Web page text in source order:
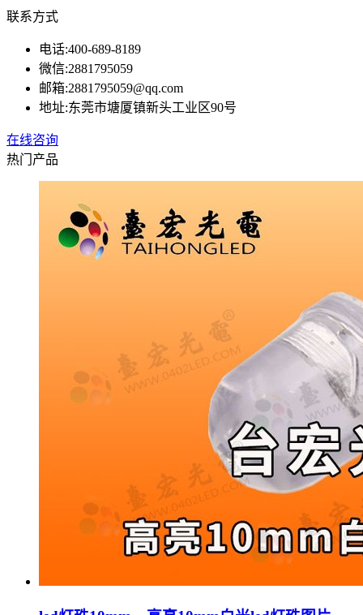
联系方式
电话:400-689-8189
微信:2881795059
邮箱:2881795059@qq.com
地址:东莞市塘厦镇新头工业区90号
在线咨询
热门产品